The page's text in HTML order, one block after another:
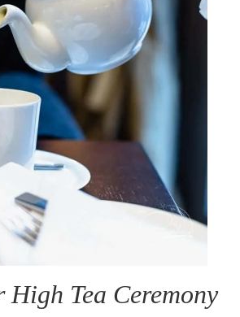
Tea Ceremony